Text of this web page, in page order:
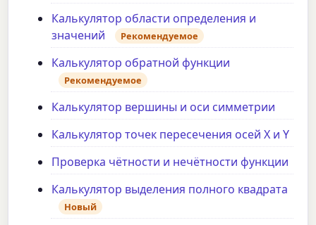
Калькулятор области определения и
значений
Рекомендуемое
Калькулятор обратной функции
Рекомендуемое
Калькулятор вершины и оси симметрии
Калькулятор точек пересечения осей X и Y
Проверка чётности и нечётности функции
Калькулятор выделения полного квадрата
Новый